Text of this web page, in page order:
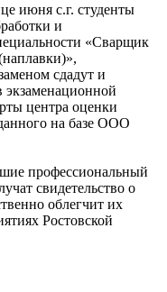
июня с.г. студенты
и
«Сварщик
сдадут и
экзаменационной
центра оценки
на базе ООО
профессиональный
свидетельство о
облегчит их
Ростовской